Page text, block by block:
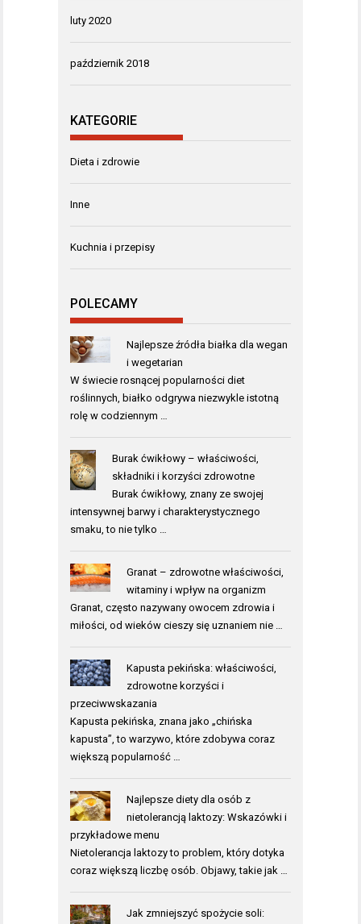
luty 2020
październik 2018
KATEGORIE
Dieta i zdrowie
Inne
Kuchnia i przepisy
POLECAMY
Najlepsze źródła białka dla wegan
i wegetarian
W świecie rosnącej popularności diet
roślinnych, białko odgrywa niezwykle istotną
rolę w codziennym …
Burak ćwikłowy – właściwości,
składniki i korzyści zdrowotne
Burak ćwikłowy, znany ze swojej
intensywnej barwy i charakterystycznego
smaku, to nie tylko …
Granat – zdrowotne właściwości,
witaminy i wpływ na organizm
Granat, często nazywany owocem zdrowia i
miłości, od wieków cieszy się uznaniem nie …
Kapusta pekińska: właściwości,
zdrowotne korzyści i
przeciwwskazania
Kapusta pekińska, znana jako „chińska
kapusta”, to warzywo, które zdobywa coraz
większą popularność …
Najlepsze diety dla osób z
nietolerancją laktozy: Wskazówki i
przykładowe menu
Nietolerancja laktozy to problem, który dotyka
coraz większą liczbę osób. Objawy, takie jak …
Jak zmniejszyć spożycie soli: